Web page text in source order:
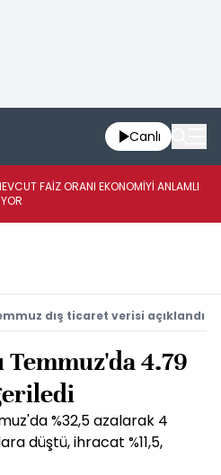
Canlı
FAİZ ORANI EKONOMİYİ ANLAMLI
dış ticaret verisi açıklandı
Temmuz'da 4.79
%32,5 azalarak 4
düştü, ihracat %11,5,